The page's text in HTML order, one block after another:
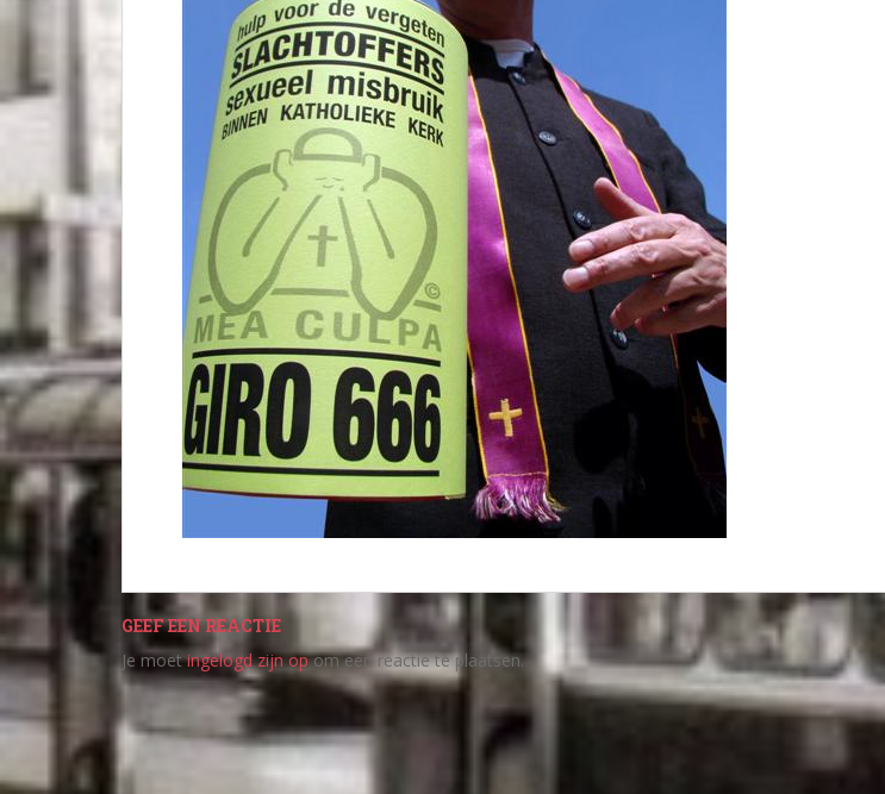
GEEF EEN REACTIE
Je moetingelogd zijn opom een reactie te plaatsen.